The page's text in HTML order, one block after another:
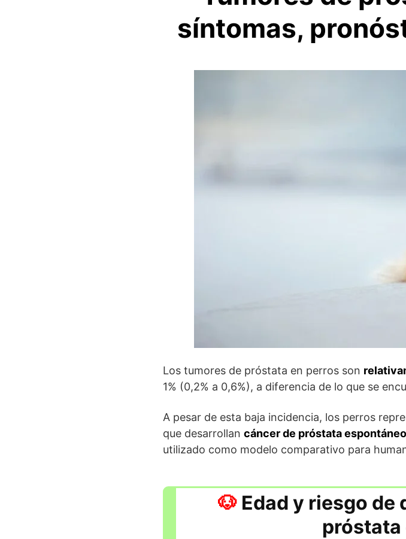
síntomas,
Los tumores de próstata en perros son
1% (0,2% a 0,6%), a diferencia de lo que se
A pesar de esta baja incidencia, los perros
que desarrollan cáncer de próstata
utilizado como modelo comparativo para
Edad y riesgo de
próstata